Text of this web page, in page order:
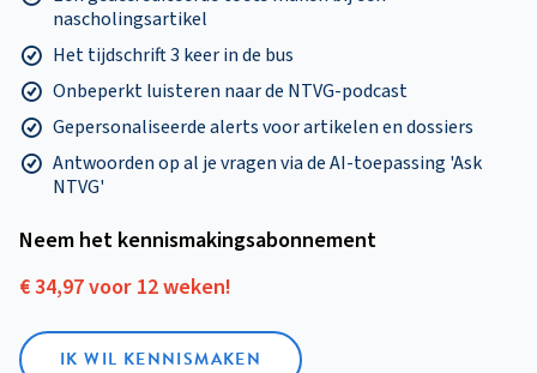
nascholingsartikel
Het tijdschrift 3 keer in de bus
Onbeperkt luisteren naar de NTVG-podcast
Gepersonaliseerde alerts voor artikelen en dossiers
Antwoorden op al je vragen via de AI-toepassing 'Ask
NTVG'
Neem het kennismakings­abonnement
€ 34,97 voor 12 weken!
IK WIL KENNISMAKEN